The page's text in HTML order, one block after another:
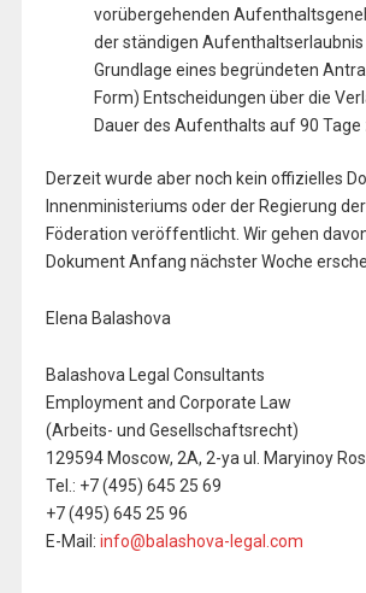
vorübergehenden
der ständigen
Grundlage eines begründeten
Form) Entscheidungen über die
Dauer des Aufenthalts auf 90
Derzeit wurde aber noch kein offizielles
Innenministeriums oder der Regierung
Föderation veröffentlicht. Wir gehen
Dokument Anfang nächster Woche
Elena Balashova
Balashova Legal Consultants
Employment and Corporate Law
(Arbeits- und Gesellschaftsrecht)
129594 Moscow, 2A, 2-ya ul. Maryinoy
Tel.: +7 (495) 645 25 69
+7 (495) 645 25 96
E-Mail: info@balashova-legal.com